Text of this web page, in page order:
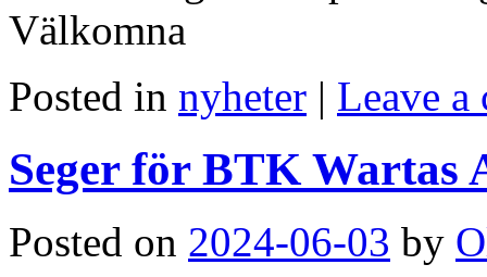
Välkomna
Posted in nyheter | Leave a
Seger för BTK Wartas
Posted on 2024-06-03 by